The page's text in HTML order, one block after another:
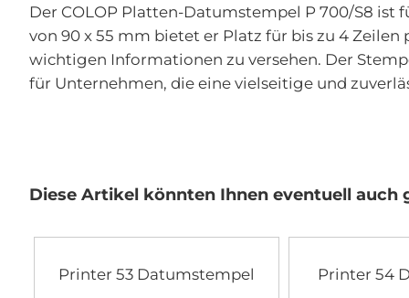
Bildgalerie
springen
Der COLOP Platten-Datumstempel P 700/S8
von 90 x 55 mm bietet er Platz für bis zu 4
wichtigen Informationen zu versehen. Der
für Unternehmen, die eine vielseitige und
Diese Artikel könnten Ihnen eventuell auch
Printer 53 Datumstempel Printer 54